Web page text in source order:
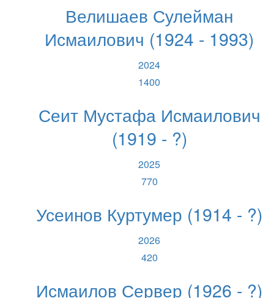
Велишаев Сулейман
Исмаилович (1924 - 1993)
2024
1400
Сеит Мустафа Исмаилович
(1919 - ?)
2025
770
Усеинов Куртумер (1914 - ?)
2026
420
Исмаилов Сервер (1926 - ?)